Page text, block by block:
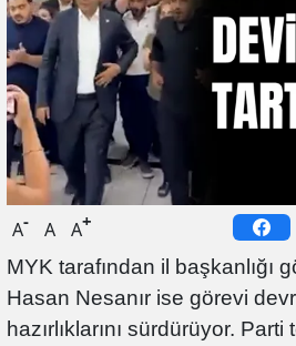
A- A A+
MYK tarafından il başkanlığı
Hasan Nesanır ise görevi
hazırlıklarını sürdürüyor.